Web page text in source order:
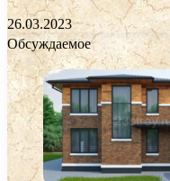
26.03.2023
Обсуждаемое